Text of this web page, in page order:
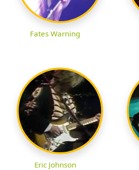
Fates Warning
Eric Johnson